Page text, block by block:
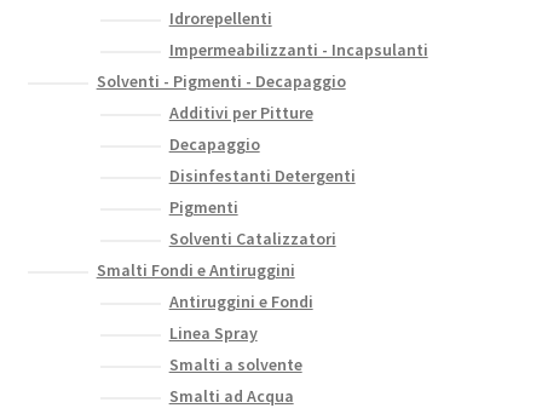
Idrorepellenti
Impermeabilizzanti - Incapsulanti
Solventi - Pigmenti - Decapaggio
Additivi per Pitture
Decapaggio
Disinfestanti Detergenti
Pigmenti
Solventi Catalizzatori
Smalti Fondi e Antiruggini
Antiruggini e Fondi
Linea Spray
Smalti a solvente
Smalti ad Acqua